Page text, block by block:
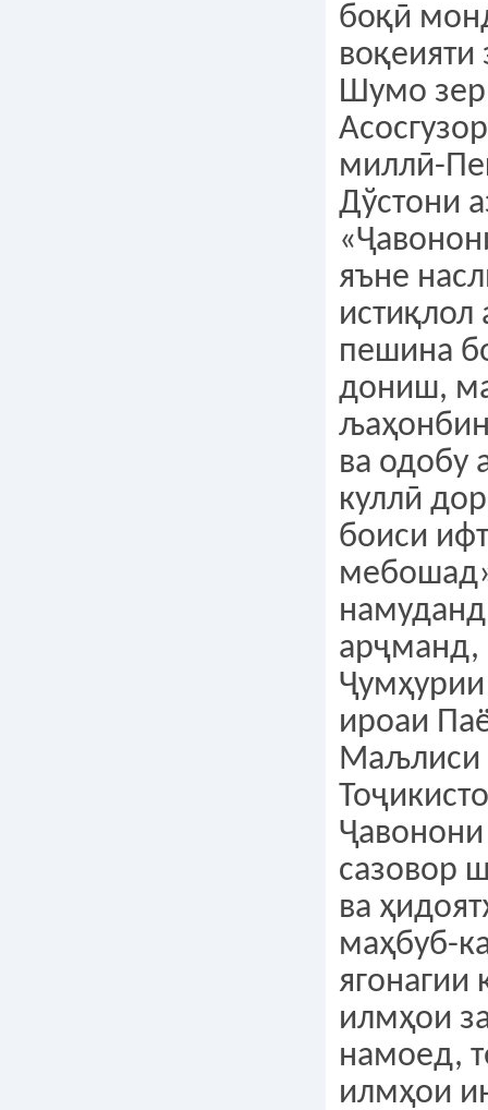
боқӣ
воқеияти
Шумо
миллӣ-
Дўстони
яъне
истиқлол
пешина
дониш,
ва одобу
куллӣ
боиси
арҷманд,
ироаи
Маљлиси
сазовор
ва
маҳбуб-
ягонагии
илмҳои
намоед,
илмҳои